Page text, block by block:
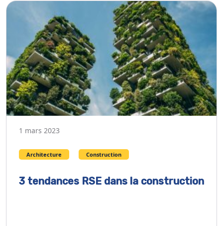
1 mars 2023
Architecture Construction
3 tendances RSE dans la construction